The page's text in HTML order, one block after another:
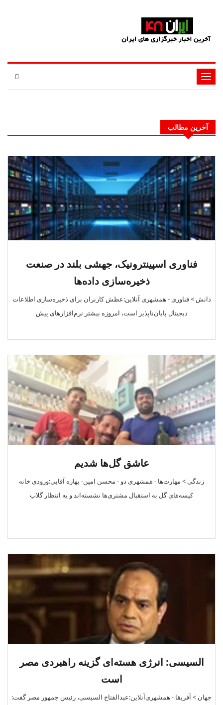
تغییر
وضعیت
آخرین مطالب
فناوری اسپینترونیک، جهشی بلند در صنعت
ذخیره‌سازی داده‌ها
دانش > فناوری‌ - همشهری آنلاین:عطش کاربران برای ذخیره‌سازی اطلاعات
دیجیتال پایان‌ناپذیر است، امروزه بیشتر نرم‌افزار‌های پیش
عاشق گل‌ها شدیم
زندگی > مهارت‌ها - همشهری دو - محسن امین- بهاره آقایی:ورودی خانه
کیسه‌های گل به استقبال مشتری‌ها نشسته‌اند و به انتظار گلاب
السیسی: انرژی هسته‌ای گزینه راهبردی مصر
است
جهان > آفریقا - همشهری‌آنلاین:عبدالفتاح السیسی، رئیس جمهور مصر گفت: